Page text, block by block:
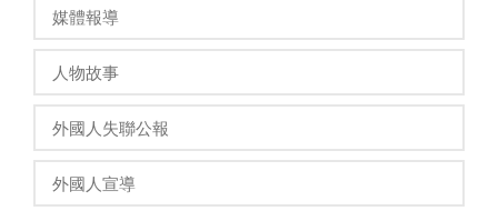
媒體報導
人物故事
外國人失聯公報
外國人宣導